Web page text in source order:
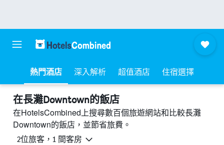
熱門酒店 深入解析 超值酒店 住宿選擇
​在長灘Downtown​的飯店
在HotelsCombined上搜尋數百個旅遊網站和比較長灘
Downtown的飯店，並節省旅費。
2位旅客，1 間客房